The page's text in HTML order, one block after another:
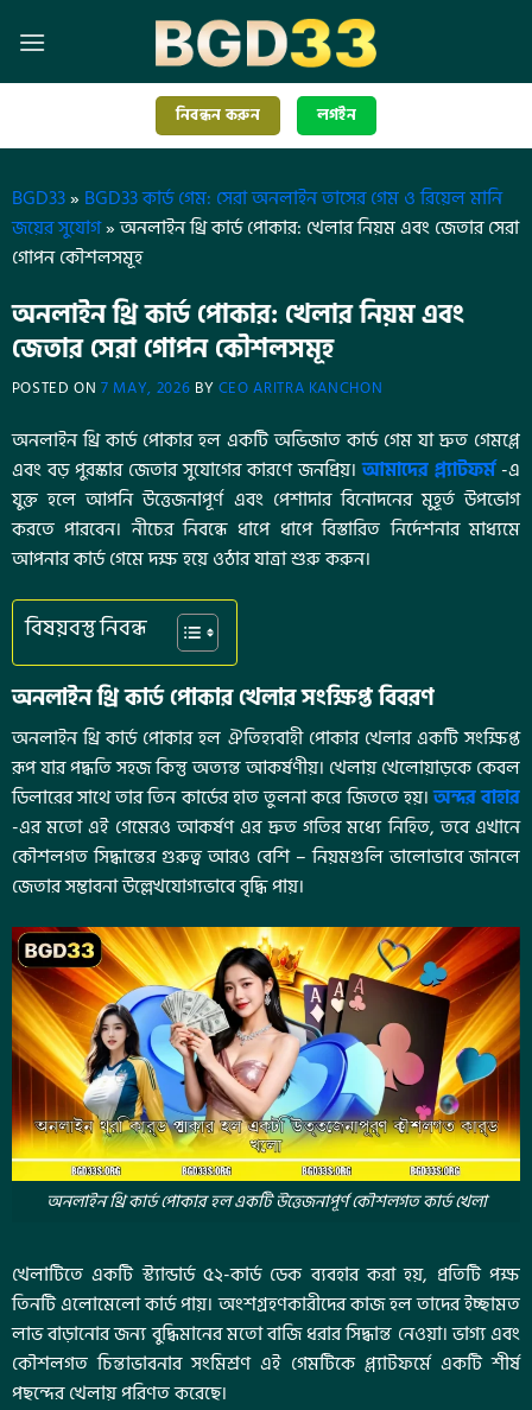
নিবন্ধন করুন লগইন
BGD33» BGD33 কার্ড গেম: সেরা অনলাইন তাসের গেম ও রিয়েল মানি
জয়ের সুযোগ»অনলাইন থ্রি কার্ড পোকার: খেলার নিয়ম এবং জেতার সেরা
গোপন কৌশলসমূহ
অনলাইন থ্রি কার্ড পোকার: খেলার নিয়ম এবং
জেতার সেরা গোপন কৌশলসমূহ
POSTED ON7 MAY, 2026 BY CEO ARITRA KANCHON
অনলাইন থ্রি কার্ড পোকার হল একটি অভিজাত কার্ড গেম যা দ্রুত গেমপ্লে
এবং বড় পুরস্কার জেতার সুযোগের কারণে জনপ্রিয়।আমাদের প্ল্যাটফর্ম-এ
যুক্ত হলে আপনি উত্তেজনাপূর্ণ এবং পেশাদার বিনোদনের মুহূর্ত উপভোগ
করতে পারবেন। নীচের নিবন্ধে ধাপে ধাপে বিস্তারিত নির্দেশনার মাধ্যমে
আপনার কার্ড গেমে দক্ষ হয়ে ওঠার যাত্রা শুরু করুন।
বিষয়বস্তু নিবন্ধ
অনলাইন থ্রি কার্ড পোকার খেলার সংক্ষিপ্ত বিবরণ
অনলাইন থ্রি কার্ড পোকার হল ঐতিহ্যবাহী পোকার খেলার একটি সংক্ষিপ্ত
রূপ যার পদ্ধতি সহজ কিন্তু অত্যন্ত আকর্ষণীয়। খেলায় খেলোয়াড়কে কেবল
ডিলারের সাথে তার তিন কার্ডের হাত তুলনা করে জিততে হয়।অন্দর বাহার
-এর মতো এই গেমেরও আকর্ষণ এর দ্রুত গতির মধ্যে নিহিত, তবে এখানে
কৌশলগত সিদ্ধান্তের গুরুত্ব আরও বেশি – নিয়মগুলি ভালোভাবে জানলে
জেতার সম্ভাবনা উল্লেখযোগ্যভাবে বৃদ্ধি পায়।
অনলাইন থ্রি কার্ড পোকার হল একটি উত্তেজনাপূর্ণ কৌশলগত কার্ড খেলা
খেলাটিতে একটি স্ট্যান্ডার্ড ৫২-কার্ড ডেক ব্যবহার করা হয়, প্রতিটি পক্ষ
তিনটি এলোমেলো কার্ড পায়। অংশগ্রহণকারীদের কাজ হল তাদের ইচ্ছামত
লাভ বাড়ানোর জন্য বুদ্ধিমানের মতো বাজি ধরার সিদ্ধান্ত নেওয়া। ভাগ্য এবং
কৌশলগত চিন্তাভাবনার সংমিশ্রণ এই গেমটিকে প্ল্যাটফর্মে একটি শীর্ষ
পছন্দের খেলায় পরিণত করেছে।